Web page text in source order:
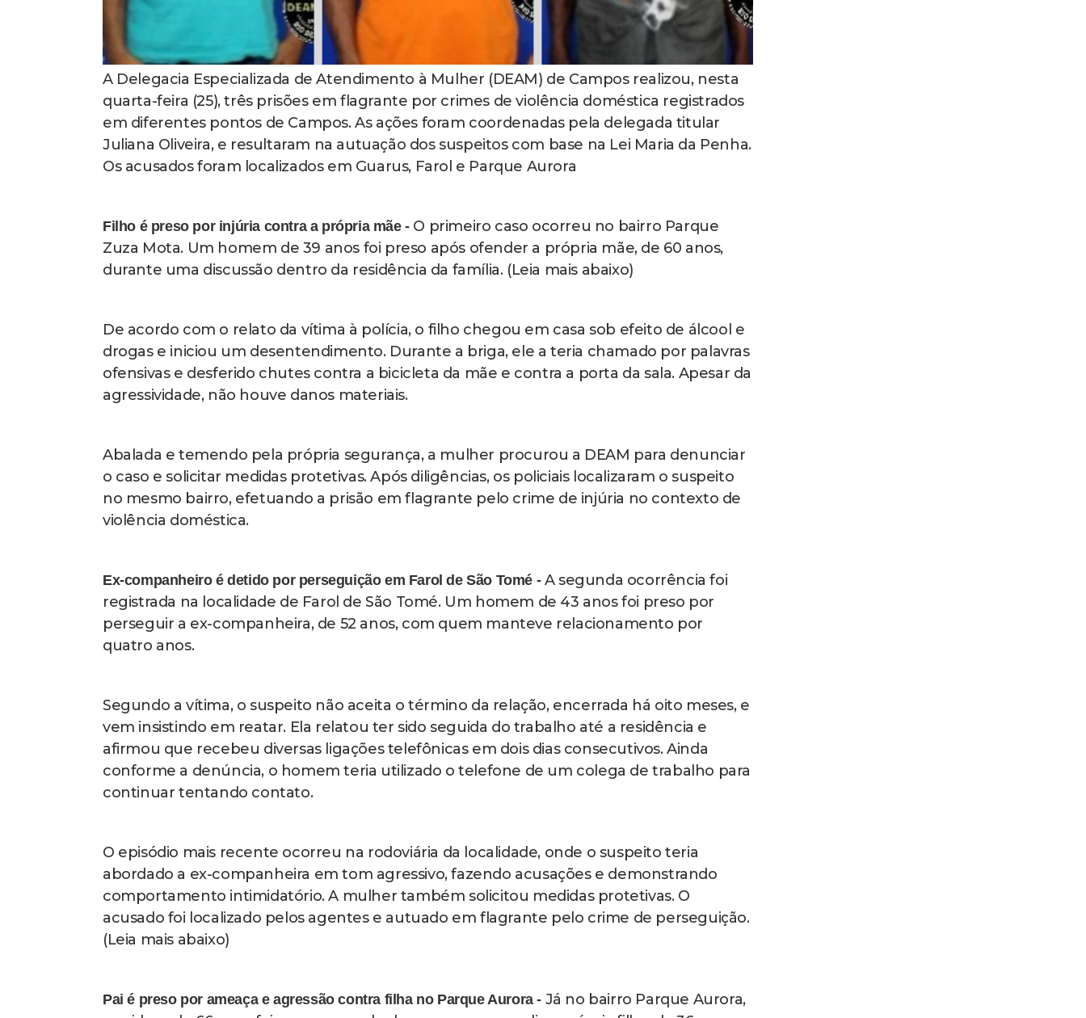
A Delegacia Especializada de Atendimento à Mulher (DEAM) de Campos realizou, nesta
quarta-feira (25), três prisões em flagrante por crimes de violência doméstica registrados
em diferentes pontos de Campos. As ações foram coordenadas pela delegada titular
Juliana Oliveira, e resultaram na autuação dos suspeitos com base na Lei Maria da Penha.
Os acusados foram localizados em Guarus, Farol e Parque Aurora
Filho é preso por injúria contra a própria mãe - O primeiro caso ocorreu no bairro Parque
Zuza Mota. Um homem de 39 anos foi preso após ofender a própria mãe, de 60 anos,
durante uma discussão dentro da residência da família. (Leia mais abaixo)
De acordo com o relato da vítima à polícia, o filho chegou em casa sob efeito de álcool e
drogas e iniciou um desentendimento. Durante a briga, ele a teria chamado por palavras
ofensivas e desferido chutes contra a bicicleta da mãe e contra a porta da sala. Apesar da
agressividade, não houve danos materiais.
Abalada e temendo pela própria segurança, a mulher procurou a DEAM para denunciar
o caso e solicitar medidas protetivas. Após diligências, os policiais localizaram o suspeito
no mesmo bairro, efetuando a prisão em flagrante pelo crime de injúria no contexto de
violência doméstica.
Ex-companheiro é detido por perseguição em Farol de São Tomé - A segunda ocorrência foi
registrada na localidade de Farol de São Tomé. Um homem de 43 anos foi preso por
perseguir a ex-companheira, de 52 anos, com quem manteve relacionamento por
quatro anos.
Segundo a vítima, o suspeito não aceita o término da relação, encerrada há oito meses, e
vem insistindo em reatar. Ela relatou ter sido seguida do trabalho até a residência e
afirmou que recebeu diversas ligações telefônicas em dois dias consecutivos. Ainda
conforme a denúncia, o homem teria utilizado o telefone de um colega de trabalho para
continuar tentando contato.
O episódio mais recente ocorreu na rodoviária da localidade, onde o suspeito teria
abordado a ex-companheira em tom agressivo, fazendo acusações e demonstrando
comportamento intimidatório. A mulher também solicitou medidas protetivas. O
acusado foi localizado pelos agentes e autuado em flagrante pelo crime de perseguição.
(Leia mais abaixo)
Pai é preso por ameaça e agressão contra filha no Parque Aurora - Já no bairro Parque Aurora,